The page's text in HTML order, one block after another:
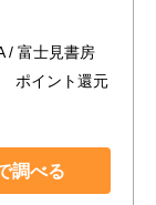
/ 富士見書房
イント還元
調べる